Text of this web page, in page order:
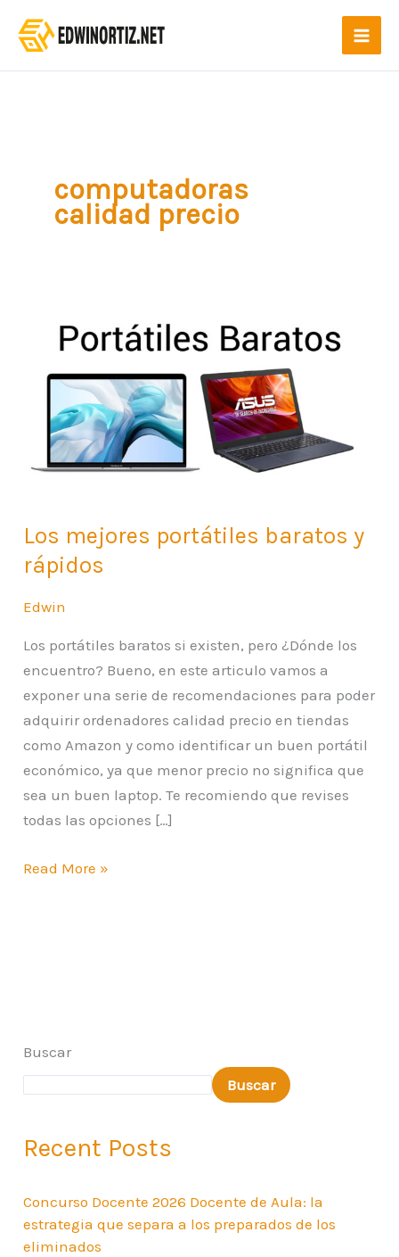
computadoras
calidad precio
Los mejores portátiles baratos y
rápidos
Edwin
Los portátiles baratos si existen, pero ¿Dónde los
encuentro? Bueno, en este articulo vamos a
exponer una serie de recomendaciones para poder
adquirir ordenadores calidad precio en tiendas
como Amazon y como identificar un buen portátil
económico, ya que menor precio no significa que
sea un buen laptop. Te recomiendo que revises
todas las opciones […]
mejores
baratos
rápidos
Read More »
Buscar
Buscar
Recent Posts
Concurso Docente 2026 Docente de Aula: la
estrategia que separa a los preparados de los
eliminados